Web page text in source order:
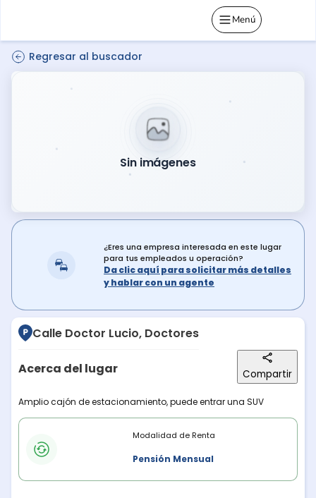
Menú
Regresar al buscador
Sin imágenes
¿Eres una empresa interesada en este lugar
para tus empleados u operación?
Da clic aquí para solicitar más detalles
y hablar con un agente
Calle Doctor Lucio, Doctores
Acerca del lugar Compartir
Descripción del lugar
Amplio cajón de estacionamiento, puede entrar una SUV
Modalidades de rentaModalidad de Renta
Pensión Mensual